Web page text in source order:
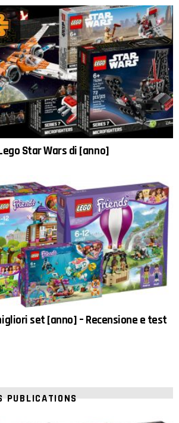
Star Wars di [anno]
set [anno] – Recensione e test
PUBLICATIONS